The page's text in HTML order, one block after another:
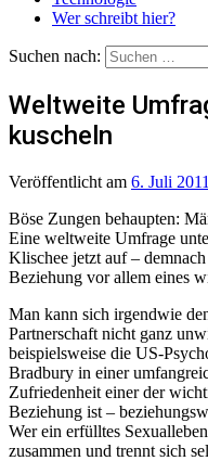
Wer schreibt hier?
Suchen nach:
Weltweite
kuscheln
Veröffentlicht am 6. Juli 2011
Böse Zungen behaupten:
Eine weltweite Umfrage
Klischee jetzt auf –
Beziehung vor allem eines
Man kann sich irgendwie
Partnerschaft nicht ganz
beispielsweise die US-
Bradbury in einer
Zufriedenheit einer der
Beziehung ist –
Wer ein erfülltes
zusammen und trennt sich